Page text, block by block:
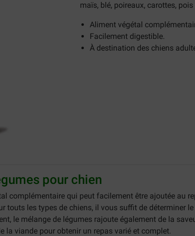
maïs, blé, poireaux, carottes, pois
Aliment végétal
Facilement digestible.
À destination des chiens
pour chien
complémentaire qui peut facilement être ajoutée au
touts les types de chiens, il vous suffit de déterminer
le mélange de légumes rajoute également de la
la viande pour obtenir un repas varié et complet.